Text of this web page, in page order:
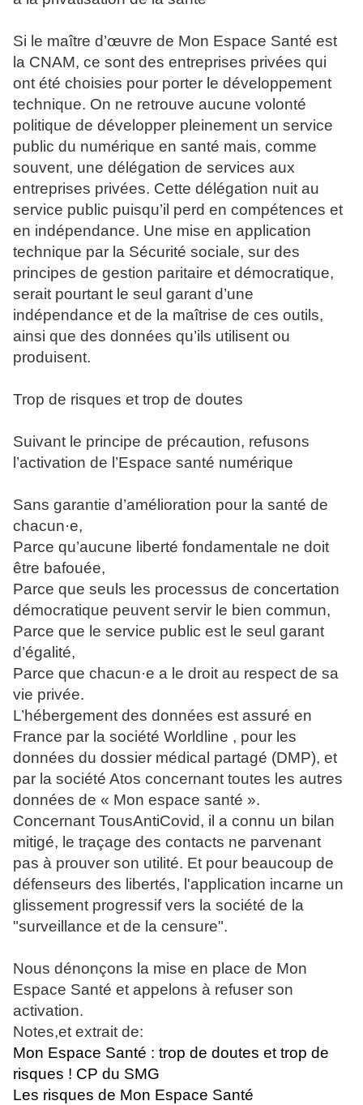
Si le maître d’œuvre de Mon Espace Santé est
la CNAM, ce sont des entreprises privées qui
ont été choisies pour porter le développement
technique. On ne retrouve aucune volonté
politique de développer pleinement un service
public du numérique en santé mais, comme
souvent, une délégation de services aux
entreprises privées. Cette délégation nuit au
service public puisqu’il perd en compétences et
en indépendance. Une mise en application
technique par la Sécurité sociale, sur des
principes de gestion paritaire et démocratique,
serait pourtant le seul garant d’une
indépendance et de la maîtrise de ces outils,
ainsi que des données qu’ils utilisent ou
produisent.
Trop de risques et trop de doutes
Suivant le principe de précaution, refusons
l’activation de l’Espace santé numérique
Sans garantie d’amélioration pour la santé de
chacun·e,
Parce qu’aucune liberté fondamentale ne doit
être bafouée,
Parce que seuls les processus de concertation
démocratique peuvent servir le bien commun,
Parce que le service public est le seul garant
d’égalité,
Parce que chacun·e a le droit au respect de sa
vie privée.
L’hébergement des données est assuré en
France par la société Worldline , pour les
données du dossier médical partagé (DMP), et
par la société Atos concernant toutes les autres
données de « Mon espace santé ».
Concernant TousAntiCovid, il a connu un bilan
mitigé, le traçage des contacts ne parvenant
pas à prouver son utilité. Et pour beaucoup de
défenseurs des libertés, l'application incarne un
glissement progressif vers la société de la
"surveillance et de la censure".
Nous dénonçons la mise en place de Mon
Espace Santé et appelons à refuser son
activation.
Notes,et extrait de:
Mon Espace Santé : trop de doutes et trop de
risques ! CP du SMG
Les risques de Mon Espace Santé